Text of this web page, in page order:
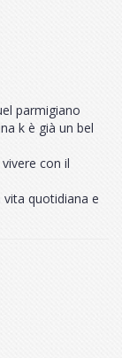
parmigiano
k è già un bel
con il
quotidiana e